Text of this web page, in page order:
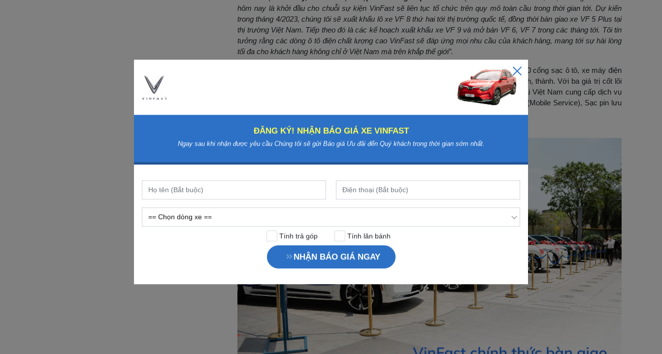
hôm nay là khởi đầu cho chuỗi sự kiện VinFast sẽ liên tục tổ chức trên quy mô toàn cầu trong thời gian tới. Dự kiến
trong tháng 4/2023, chúng tôi sẽ xuất khẩu lô xe VF 8 thứ hai tới thị trường quốc tế, đồng thời bàn giao xe VF 5 Plus tại
thị trường Việt Nam. Tiếp theo đó là các kế hoạch xuất khẩu xe VF 9 và mở bán VF 6, VF 7 trong các tháng tới. Tôi tin
tưởng rằng các dòng ô tô điện chất lượng cao VinFast sẽ đáp ứng mọi nhu cầu của khách hàng, mang tới sự hài lòng
tối đa cho khách hàng không chỉ ở Việt Nam mà trên khắp thế giới”.
Song song với các dòng sản phẩm đẳng cấp, VinFast cũng đã quy hoạch hạ tầng 150.000 cổng sạc ô tô, xe máy điện
trên khắp Việt Nam, cùng hệ thống 89 showroom, đại lý, xưởng dịch vụ phủ khắp 63 tỉnh, thành. Với ba giá trị cốt lõi
“Sản phẩm tốt – Giá tốt – Dịch vụ hậu mãi cực tốt”, VinFast đang là hãng xe duy nhất tại Việt Nam cung cấp dịch vụ
“không ngày nghỉ”, cùng các dịch vụ hỗ trợ khách hàng tận tâm như Sửa chữa lưu động (Mobile Service), Sạc pin lưu
động (Mobile Charging), Cứu hộ 24/7…
Ngay sau khi nhận được yêu cầu Chúng tôi sẽ gửi Báo giá Ưu đãi đến Quý khách trong thời gian sớm nhất.
Tính trả góp
NHẬN BÁO GIÁ NGAY